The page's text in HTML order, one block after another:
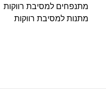
מתנפחים למסיבת רווקות
מתנות למסיבת רווקות